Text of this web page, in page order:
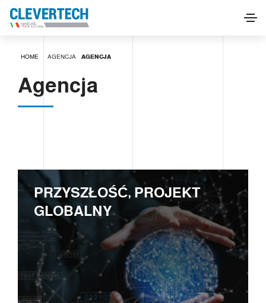
HOME AGENCJA AGENCJA
Agencja
PRZYSZŁOŚĆ, PROJEKT
GLOBALNY